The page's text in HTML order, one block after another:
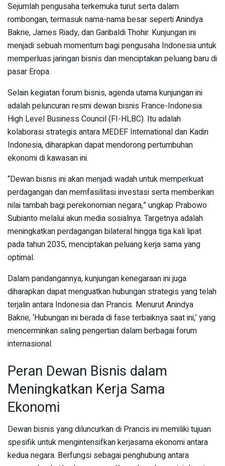
Sejumlah pengusaha terkemuka turut serta dalam
rombongan, termasuk nama-nama besar seperti Anindya
Bakrie, James Riady, dan Garibaldi Thohir. Kunjungan ini
menjadi sebuah momentum bagi pengusaha Indonesia untuk
memperluas jaringan bisnis dan menciptakan peluang baru di
pasar Eropa.
Selain kegiatan forum bisnis, agenda utama kunjungan ini
adalah peluncuran resmi dewan bisnis France-Indonesia
High Level Business Council (FI-HLBC). Itu adalah
kolaborasi strategis antara MEDEF International dan Kadin
Indonesia, diharapkan dapat mendorong pertumbuhan
ekonomi di kawasan ini.
“Dewan bisnis ini akan menjadi wadah untuk memperkuat
perdagangan dan memfasilitasi investasi serta memberikan
nilai tambah bagi perekonomian negara,” ungkap Prabowo
Subianto melalui akun media sosialnya. Targetnya adalah
meningkatkan perdagangan bilateral hingga tiga kali lipat
pada tahun 2035, menciptakan peluang kerja sama yang
optimal.
Dalam pandangannya, kunjungan kenegaraan ini juga
diharapkan dapat menguatkan hubungan strategis yang telah
terjalin antara Indonesia dan Prancis. Menurut Anindya
Bakrie, ‘Hubungan ini berada di fase terbaiknya saat ini,’ yang
mencerminkan saling pengertian dalam berbagai forum
internasional.
Peran Dewan Bisnis dalam
Meningkatkan Kerja Sama
Ekonomi
Dewan bisnis yang diluncurkan di Prancis ini memiliki tujuan
spesifik untuk mengintensifkan kerjasama ekonomi antara
kedua negara. Berfungsi sebagai penghubung antara